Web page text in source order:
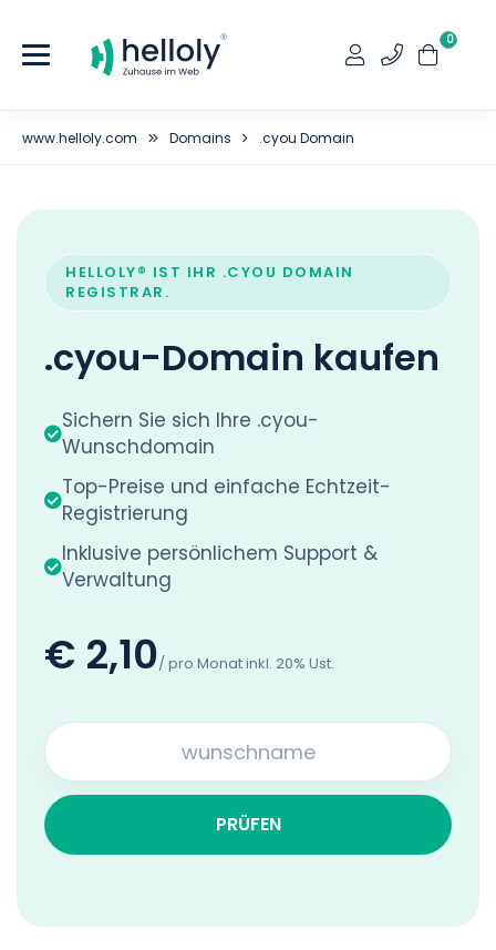
0
www.helloly.com Domains .cyou Domain
HELLOLY® IST IHR .CYOU DOMAIN
REGISTRAR.
.cyou-Domain kaufen
Sichern Sie sich Ihre .cyou-
Wunschdomain
Top-Preise und einfache Echtzeit-
Registrierung
Inklusive persönlichem Support &
Verwaltung
€ 2,10/ pro Monat inkl. 20% Ust.
PRÜFEN